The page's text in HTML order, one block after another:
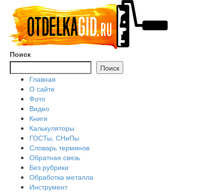
Перейти
содержимому
Поиск
Поиск
Главная
О сайте
Фото
Видео
Книги
Калькуляторы
ГОСТы, СНиПы
Словарь терминов
Обратная связь
Без рубрики
Обработка металла
Инструмент